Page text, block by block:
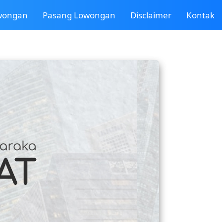
Pasang Lowongan Disclaimer Kontak